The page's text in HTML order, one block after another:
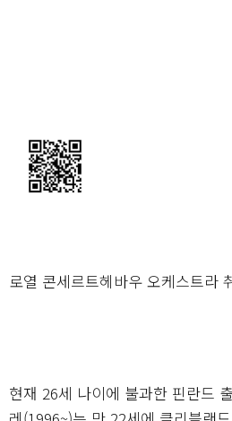
로열 콘세르트헤바우 오케스트라
현재 26세 나이에 불과한 핀란드